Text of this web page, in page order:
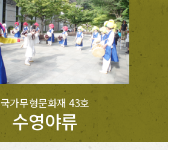
국가무형문화재 43호
수영야류